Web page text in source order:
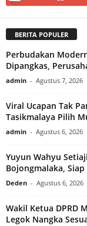
BERITA POPULER
Perbudakan
Dipangkas,
admin - Agustus 7, 2026
Viral Ucapan Tak
Tasikmalaya Pilih
admin - Agustus 6, 2026
Yuyun Wahyu
Bojongmalaka,
Deden - Agustus 6, 2026
Wakil Ketua DPRD
Legok Nangka